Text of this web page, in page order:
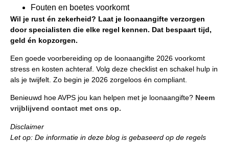
Fouten en boetes voorkomt
Wil je rust én zekerheid? Laat je loonaangifte verzorgen
door specialisten die elke regel kennen. Dat bespaart tijd,
geld én kopzorgen.
Een goede voorbereiding op de loonaangifte 2026 voorkomt
stress en kosten achteraf. Volg deze checklist en schakel hulp in
als je twijfelt. Zo begin je 2026 zorgeloos én compliant.
Benieuwd hoe AVPS jou kan helpen met je loonaangifte? Neem
vrijblijvend contact met ons op.
Disclaimer
Let op: De informatie in deze blog is gebaseerd op de regels